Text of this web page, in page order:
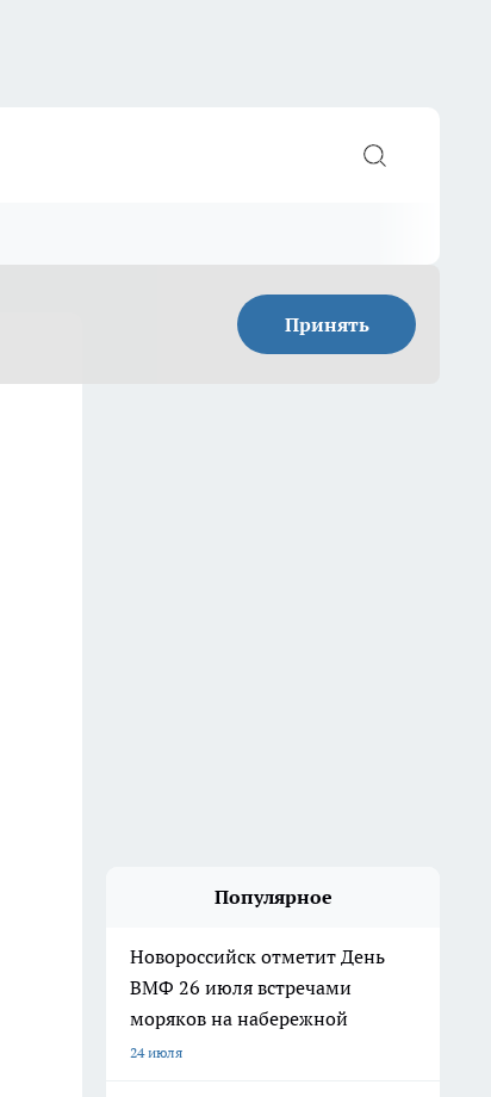
Принять
Популярное
Новороссийск отметит День
ВМФ 26 июля встречами
моряков на набережной
24 июля